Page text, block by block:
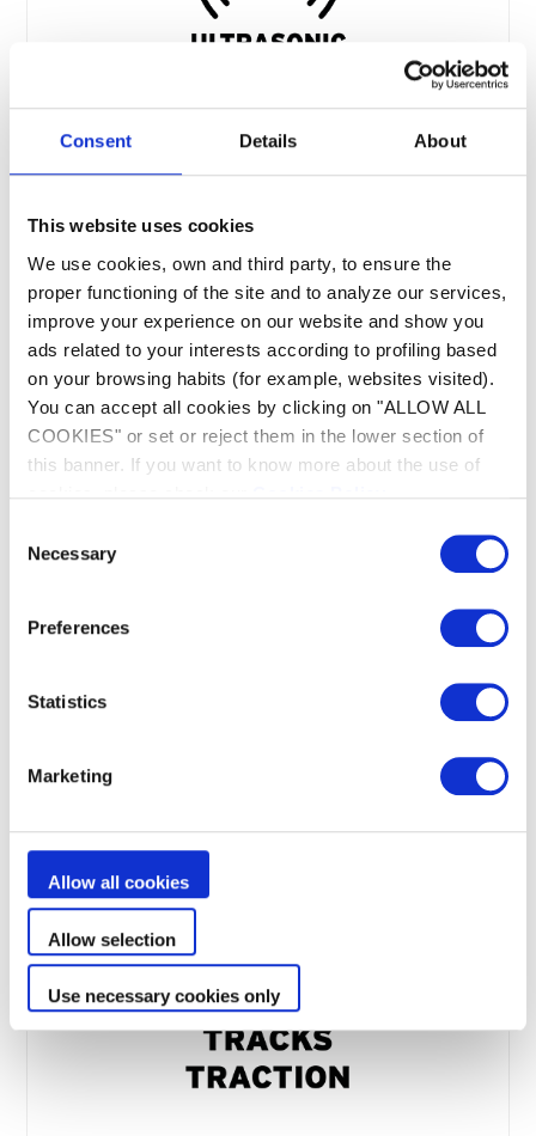
Consent Details About
This website uses cookies
We use cookies, own and third party, to ensure the
proper functioning of the site and to analyze our services,
improve your experience on our website and show you
ads related to your interests according to profiling based
on your browsing habits (for example, websites visited).
You can accept all cookies by clicking on "ALLOW ALL
COOKIES" or set or reject them in the lower section of
this banner. If you want to know more about the use of
Selection
Necessary
Preferences
Statistics
Marketing
Allow all cookies
Allow selection
Use necessary cookies only
Inteligentní a personalizované čištění se
systémem kompasu proti zapletení, který
nevyžaduje navíjecí zařízení
Robustní nové materiály a systém pohonu pro